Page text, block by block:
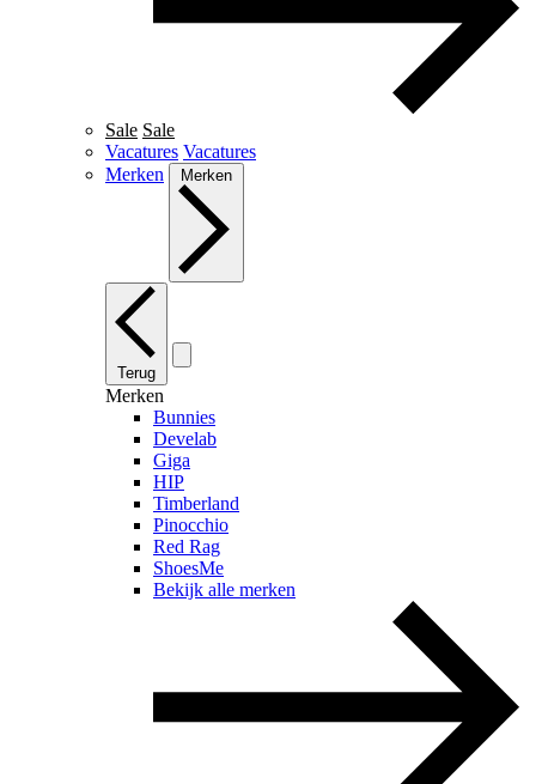
Sale Sale
Vacatures Vacatures
Merken
Merken
Terug
Merken
Bunnies
Develab
Giga
HIP
Timberland
Pinocchio
Red Rag
ShoesMe
Bekijk alle merken